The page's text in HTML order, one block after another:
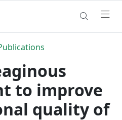
to improve
quality of